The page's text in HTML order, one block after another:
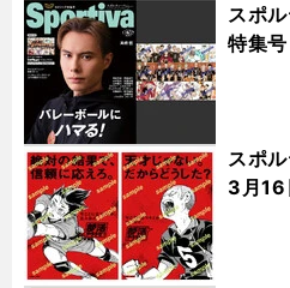
スポ
特集
スポ
3月16